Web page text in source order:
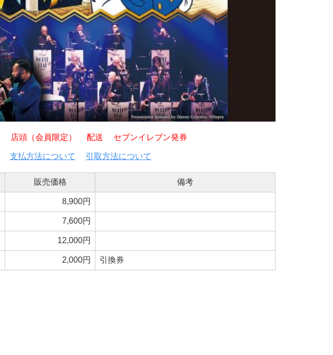
店頭（会員限定） 配送 セブンイレブン発券
支払方法について 引取方法について
販売価格 備考
8,900円
7,600円
12,000円
2,000円 引換券